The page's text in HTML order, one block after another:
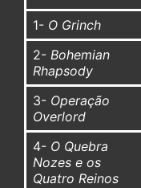
1- O Grinch
2- Bohemian
Rhapsody
3- Operação
Overlord
4- O Quebra
Nozes e os
Quatro Reinos